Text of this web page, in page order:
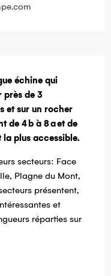
échine qui
près de 3
et sur un rocher
4 b à 8 a et de
la plus accessible.
secteurs: Face
Plagne du Mont,
présentent,
et
réparties sur